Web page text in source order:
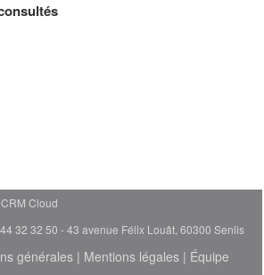
CRM Cloud
32 32 50 - 43 avenue Félix Louât, 60300 Senlis
générales | Mentions légales | Équipe